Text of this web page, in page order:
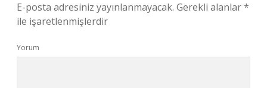
E-posta adresiniz yayınlanmayacak. Gerekli alanlar*
ile işaretlenmişlerdir
Yorum